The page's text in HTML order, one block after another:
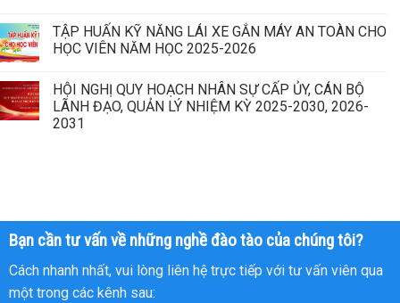
TẬP HUẤN KỸ NĂNG LÁI XE GẮN MÁY AN TOÀN CHO
HỌC VIÊN NĂM HỌC 2025-2026
HỘI NGHỊ QUY HOẠCH NHÂN SỰ CẤP ỦY, CÁN BỘ
LÃNH ĐẠO, QUẢN LÝ NHIỆM KỲ 2025-2030, 2026-
2031
Bạn cần tư vấn về những nghề đào tào của chúng tôi?
Cách nhanh nhất, vui lòng liên hệ trực tiếp với tư vấn viên qua
một trong các kênh sau: